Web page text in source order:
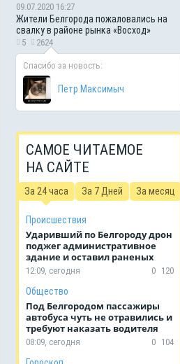
09.07.2020 16:27
Жители Белгорода пожаловались на
свалку в районе рынка «Восход»
5 2624
Спасибо за новость:
Петр Максимыч
САМОЕ ЧИТАЕМОЕ
НА САЙТЕ
За 24 часа За 7 Дней За месяц
Происшествия
Ударивший по Белгороду дрон
поджег административное
здание и оставил раненых
12:09, сегодня 0 120
Общество
Под Белгородом пассажиры
автобуса чуть не отравились и
требуют наказать водителя
08:09, сегодня 0 104